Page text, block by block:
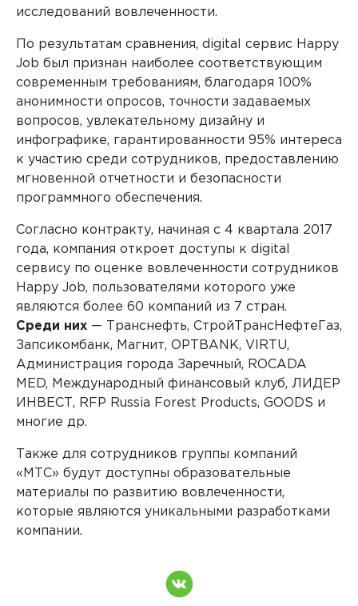
исследований вовлеченности.
По результатам сравнения, digital сервис Happy
Job был признан наиболее соответствующим
современным требованиям, благодаря 100%
анонимности опросов, точности задаваемых
вопросов, увлекательному дизайну и
инфографике, гарантированности 95% интереса
к участию среди сотрудников, предоставлению
мгновенной отчетности и безопасности
программного обеспечения.
Согласно контракту, начиная с 4 квартала 2017
года, компания откроет доступы к digital
сервису по оценке вовлеченности сотрудников
Happy Job, пользователями которого уже
являются более 60 компаний из 7 стран.
Среди них — Транснефть, СтройТрансНефтеГаз,
Запсикомбанк, Магнит, OPTBANK, VIRTU,
Администрация города Заречный, ROCADA
MED, Международный финансовый клуб, ЛИДЕР
ИНВЕСТ, RFP Russia Forest Products, GOODS и
многие др.
Также для сотрудников группы компаний
«МТС» будут доступны образовательные
материалы по развитию вовлеченности,
которые являются уникальными разработками
компании.